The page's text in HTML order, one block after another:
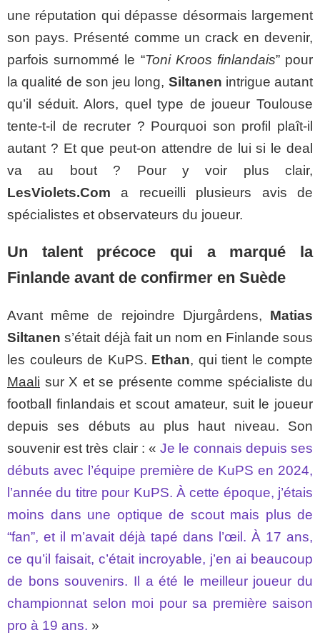
une réputation qui dépasse désormais largement
son pays. Présenté comme un crack en devenir,
parfois surnommé le “Toni Kroos finlandais” pour
la qualité de son jeu long, Siltanen intrigue autant
qu’il séduit. Alors, quel type de joueur Toulouse
tente-t-il de recruter ? Pourquoi son profil plaît-il
autant ? Et que peut-on attendre de lui si le deal
va au bout ? Pour y voir plus clair,
LesViolets.Com a recueilli plusieurs avis de
spécialistes et observateurs du joueur.
Un talent précoce qui a marqué la
Finlande avant de confirmer en Suède
Avant même de rejoindre Djurgårdens, Matias
Siltanen s’était déjà fait un nom en Finlande sous
les couleurs de KuPS. Ethan, qui tient le compte
Maali sur X et se présente comme spécialiste du
football finlandais et scout amateur, suit le joueur
depuis ses débuts au plus haut niveau. Son
souvenir est très clair : «Je le connais depuis ses
débuts avec l’équipe première de KuPS en 2024,
l’année du titre pour KuPS. À cette époque, j’étais
moins dans une optique de scout mais plus de
“fan”, et il m’avait déjà tapé dans l’œil. À 17 ans,
ce qu’il faisait, c’était incroyable, j’en ai beaucoup
de bons souvenirs. Il a été le meilleur joueur du
championnat selon moi pour sa première saison
pro à 19 ans. »